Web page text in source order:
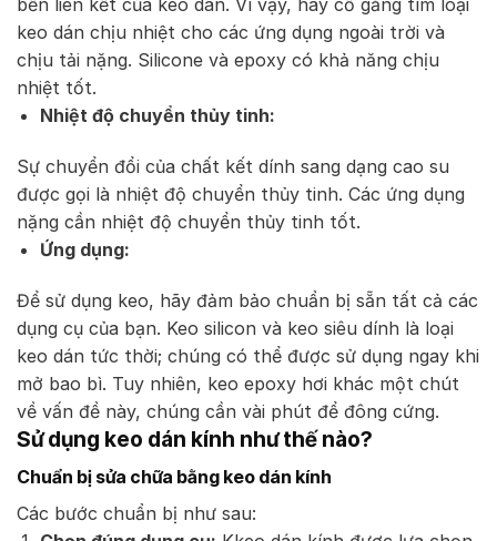
bền liên kết của keo dán. Vì vậy, hãy cố gắng tìm loại
keo dán chịu nhiệt cho các ứng dụng ngoài trời và
chịu tải nặng. Silicone và epoxy có khả năng chịu
nhiệt tốt.
Nhiệt độ chuyển thủy tinh:
Sự chuyển đổi của chất kết dính sang dạng cao su
được gọi là nhiệt độ chuyển thủy tinh. Các ứng dụng
nặng cần nhiệt độ chuyển thủy tinh tốt.
Ứng dụng:
Để sử dụng keo, hãy đảm bảo chuẩn bị sẵn tất cả các
dụng cụ của bạn. Keo silicon và keo siêu dính là loại
keo dán tức thời; chúng có thể được sử dụng ngay khi
mở bao bì. Tuy nhiên, keo epoxy hơi khác một chút
về vấn đề này, chúng cần vài phút để đông cứng.
Sử dụng keo dán kính như thế nào?
Chuẩn bị sửa chữa bằng keo dán kính
Các bước chuẩn bị như sau: